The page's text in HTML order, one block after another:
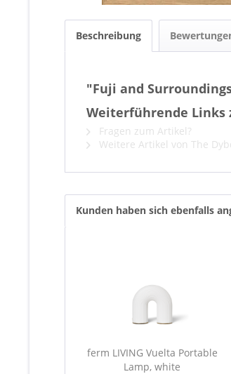
Beschreibung
"Fuji and
Weiterführende Links
Fragen zum Artikel?
Weitere Artikel von The
Kunden haben sich ebenfalls
ferm LIVING Vuelta Portable
Lamp, white